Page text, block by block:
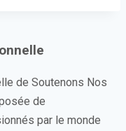
de Soutenons Nos
de
par le monde